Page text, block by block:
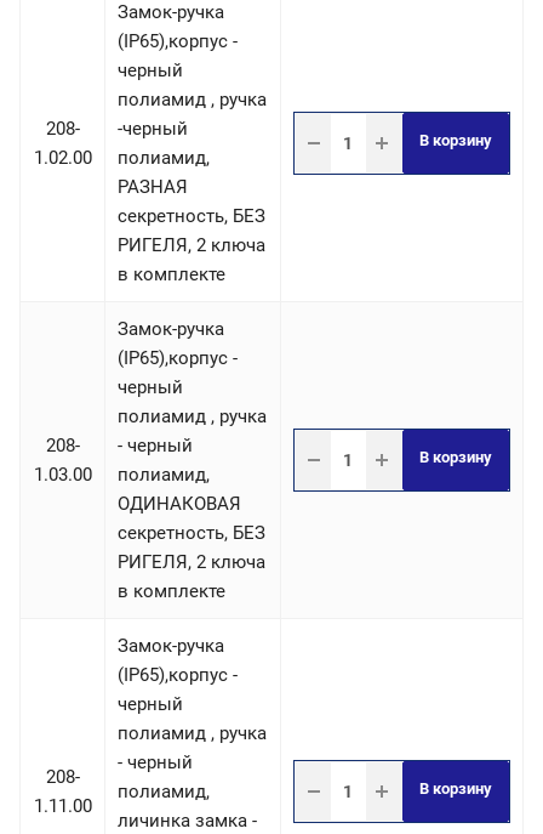
208-
1.02.00
Замок-ручка
(IP65),корпус -
черный
полиамид , ручка
-черный
полиамид,
РАЗНАЯ
секретность, БЕЗ
РИГЕЛЯ, 2 ключа
в комплекте
В корзину
208-
1.03.00
Замок-ручка
(IP65),корпус -
черный
полиамид , ручка
- черный
полиамид,
ОДИНАКОВАЯ
секретность, БЕЗ
РИГЕЛЯ, 2 ключа
в комплекте
В корзину
208-
1.11.00
Замок-ручка
(IP65),корпус -
черный
полиамид , ручка
- черный
полиамид,
личинка замка -
В корзину